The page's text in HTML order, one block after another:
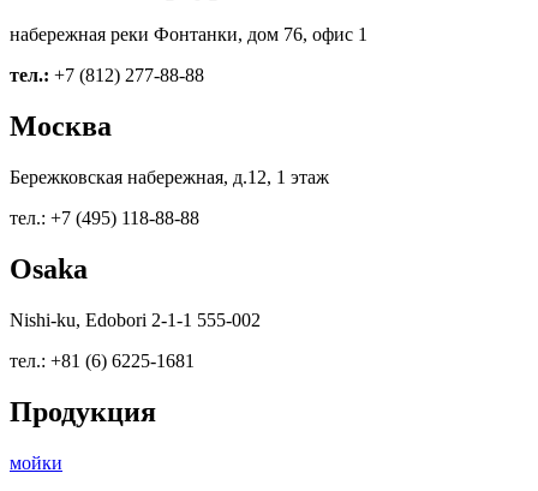
набережная реки Фонтанки, дом 76, офис 1
тел.: +7 (812) 277-88-88
Москва
Бережковская набережная, д.12, 1 этаж
тел.: +7 (495) 118-88-88
Osaka
Nishi-ku, Edobori 2-1-1 555-002
тел.: +81 (6) 6225-1681
Продукция
мойки